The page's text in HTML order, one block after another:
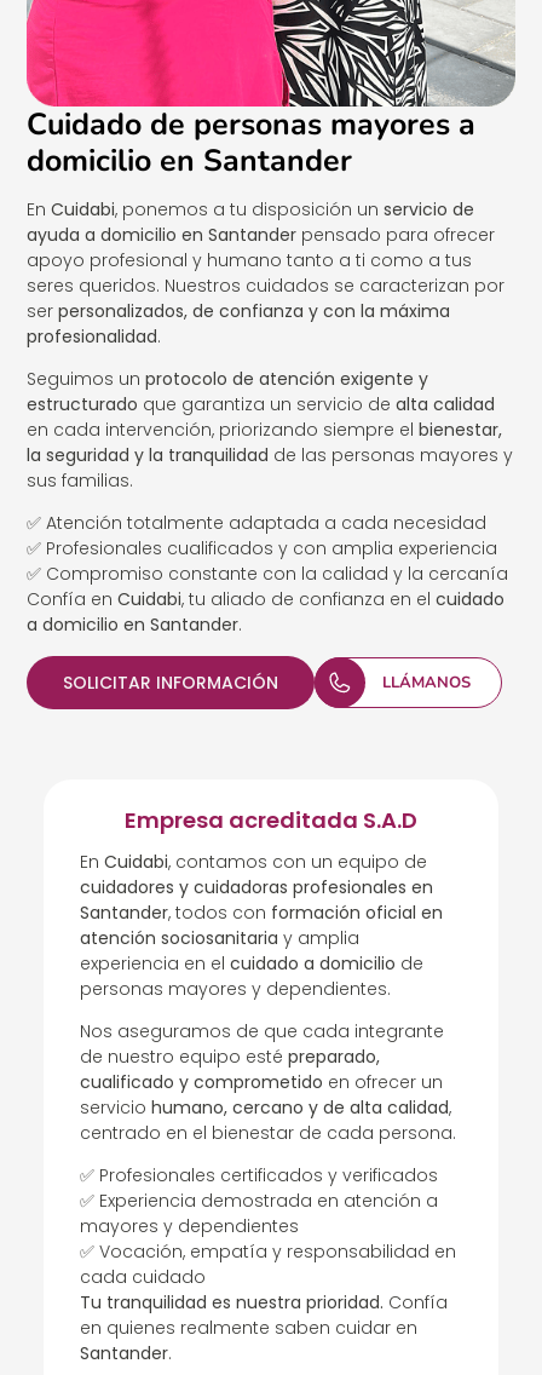
Cuidado de personas mayores a
domicilio en Santander
EnCuidabi, ponemos a tu disposición unservicio de
ayuda a domicilio en Santander pensado para ofrecer
apoyo profesional y humano tanto a ti como a tus
seres queridos. Nuestros cuidados se caracterizan por
serpersonalizados, de confianza y con la máxima
profesionalidad.
Seguimos unprotocolo de atención exigente y
estructurado que garantiza un servicio dealta calidad
en cada intervención, priorizando siempre elbienestar,
la seguridad y la tranquilidad de las personas mayores y
sus familias.
✅ Atención totalmente adaptada a cada necesidad
✅ Profesionales cualificados y con amplia experiencia
✅ Compromiso constante con la calidad y la cercanía
Confía enCuidabi, tu aliado de confianza en elcuidado
a domicilio en Santander.
SOLICITAR INFORMACIÓN LLÁMANOS
Empresa acreditada S.A.D
En Cuidabi, contamos con un equipo de
cuidadores y cuidadoras profesionales en
Santander, todos con formación oficial en
atención sociosanitaria y amplia
experiencia en el cuidado a domicilio de
personas mayores y dependientes.
Nos aseguramos de que cada integrante
de nuestro equipo esté preparado,
cualificado y comprometido en ofrecer un
servicio humano, cercano y de alta calidad,
centrado en el bienestar de cada persona.
✅ Profesionales certificados y verificados
✅ Experiencia demostrada en atención a
mayores y dependientes
✅ Vocación, empatía y responsabilidad en
cada cuidado
Tu tranquilidad es nuestra prioridad. Confía
en quienes realmente saben cuidar en
Santander.